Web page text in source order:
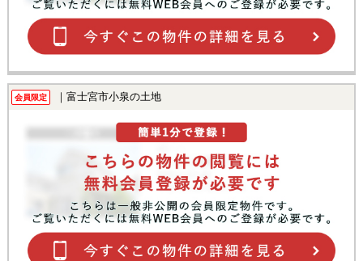
会員限定 ｜富士宮市小泉の土地